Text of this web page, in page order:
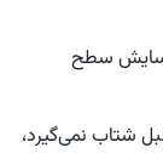
سایش سطح
شتاب نمی‌گیرد،